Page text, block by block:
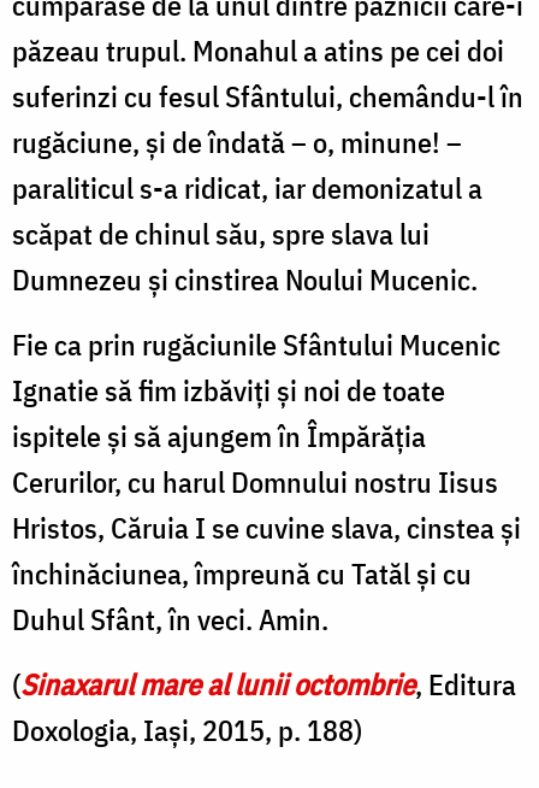
păzeau trupul. Monahul a atins pe cei doi
suferinzi cu fesul Sfântului, chemându-l în
rugăciune, şi de îndată – o, minune! –
paraliticul s-a ridicat, iar demonizatul a
scăpat de chinul său, spre slava lui
Dumnezeu şi cinstirea Noului Mucenic.
Fie ca prin rugăciunile Sfântului Mucenic
Ignatie să fim izbăviţi şi noi de toate
ispitele şi să ajungem în Împărăţia
Cerurilor, cu harul Domnului nostru Iisus
Hristos, Căruia I se cuvine slava, cinstea şi
închinăciunea, împreună cu Tatăl şi cu
Duhul Sfânt, în veci. Amin.
(Sinaxarul mare al lunii octombrie, Editura
Doxologia, Iași, 2015, p. 188)